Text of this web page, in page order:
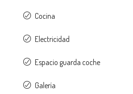
Cocina
Electricidad
Espacio guarda coche
Galería